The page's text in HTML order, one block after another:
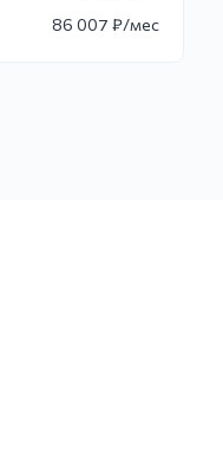
86 007 ₽/мес